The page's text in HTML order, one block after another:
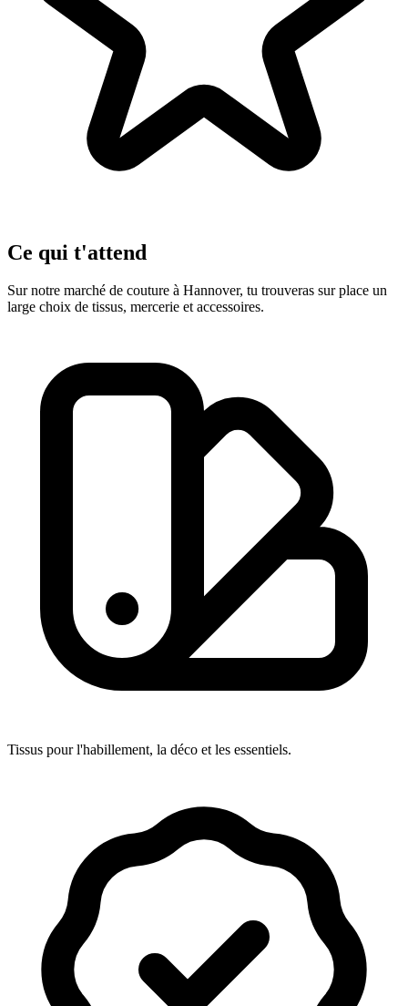
Ce qui t'attend
Sur notre marché de couture à Hannover, tu trouveras sur place un
large choix de tissus, mercerie et accessoires.
Tissus pour l'habillement, la déco et les essentiels.